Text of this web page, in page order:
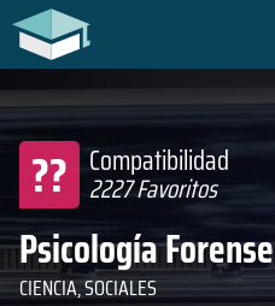
Psicología Forense
Compatibilidad
2227 Favoritos
??
CIENCIA, SOCIALES